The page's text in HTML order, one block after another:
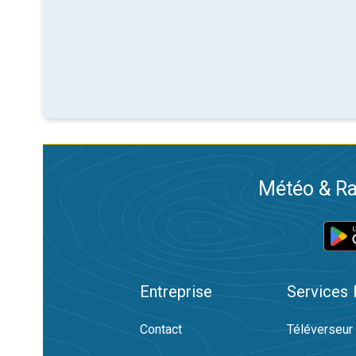
Météo &
Entreprise
Contact
Services
Téléverseur